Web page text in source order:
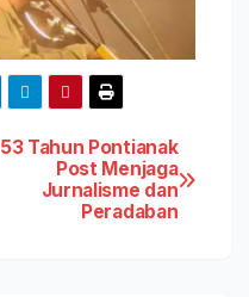
53 Tahun Pontianak
Post Menjaga
Jurnalisme dan
Peradaban